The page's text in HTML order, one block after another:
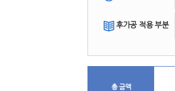
후가공 적용 부분
총 금액